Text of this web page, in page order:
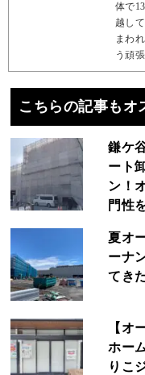
体で
越し
まわ
う頑
こちらの記事もオ
鎌ケ
ート
ン！
門性
夏オ
ーナ
てき
【オ
ホー
りこ